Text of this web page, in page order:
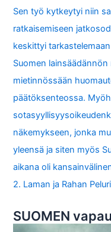
Sen työ kytkeytyi niin
ratkaisemiseen
keskittyi
Suomen
mietinnössään
päätöksenteossa.
näkemykseen, jonka
yleensä ja siten myös
aikana oli
2. Laman ja Rahan
SUOMEN